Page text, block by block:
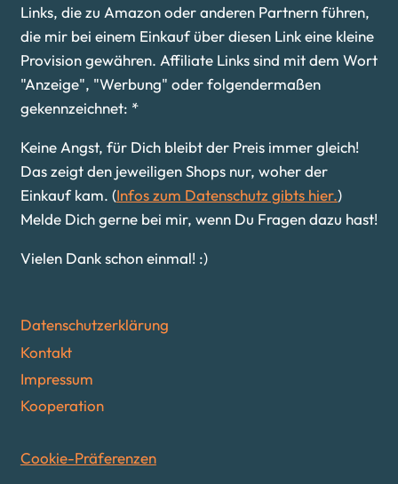
Links, die zu Amazon oder anderen Partnern führen,
die mir bei einem Einkauf über diesen Link eine kleine
Provision gewähren. Affiliate Links sind mit dem Wort
"Anzeige", "Werbung" oder folgendermaßen
gekennzeichnet: *
Keine Angst, für Dich bleibt der Preis immer gleich!
Das zeigt den jeweiligen Shops nur, woher der
Einkauf kam. (Infos zum Datenschutz gibts hier.)
Melde Dich gerne bei mir, wenn Du Fragen dazu hast!
Vielen Dank schon einmal! :)
Datenschutzerklärung
Kontakt
Impressum
Kooperation
Cookie-Präferenzen